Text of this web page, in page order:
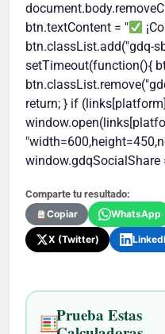
btn.textContent = "
btn.classList.add("gdq-
setTimeout(function(){
return; } if
window.gdqSocialShare
Comparte tu resultado:
Copiar
WhatsApp
X (Twitter)
Prueba Estas